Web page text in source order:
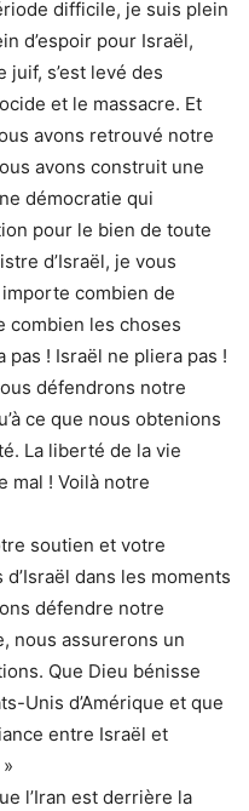
difficile, je suis plein
d’espoir pour Israël,
s’est levé des
et le massacre. Et
avons retrouvé notre
avons construit une
démocratie qui
pour le bien de toute
d’Israël, je vous
combien de
combien les choses
! Israël ne pliera pas !
défendrons notre
ce que nous obtenions
La liberté de la vie
mal ! Voilà notre
soutien et votre
dans les moments
défendre notre
nous assurerons un
Que Dieu bénisse
Unis d’Amérique et que
entre Israël et
l’Iran est derrière la